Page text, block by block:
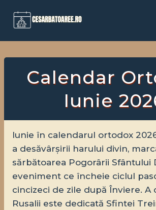
Calendar
Iunie
Iunie în calendarul ortodox
a desăvârșirii harului divin,
sărbătoarea Pogorârii Sfântului
eveniment ce încheie ciclul
cincizeci de zile după Înviere. A
Rusalii este dedicată Sfintei